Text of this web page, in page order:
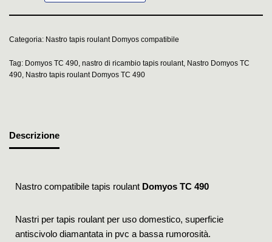
Categoria: Nastro tapis roulant Domyos compatibile
Tag: Domyos TC 490, nastro di ricambio tapis roulant, Nastro Domyos TC
490, Nastro tapis roulant Domyos TC 490
Descrizione
Nastro compatibile tapis roulant Domyos TC 490
Nastri per tapis roulant per uso domestico, superficie
antiscivolo diamantata in pvc a bassa rumorosità.